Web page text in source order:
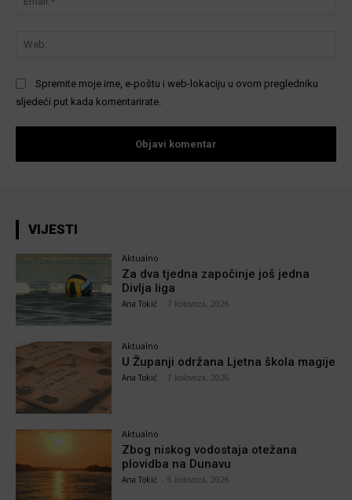
Spremite moje ime, e-poštu i web-lokaciju u ovom pregledniku
sljedeći put kada komentarirate.
VIJESTI
Aktualno
Za dva tjedna započinje još jedna
Divlja liga
Ana Tokić 7 kolovoza, 2026
Aktualno
U Županji održana Ljetna škola magije
Ana Tokić 7 kolovoza, 2026
Aktualno
Zbog niskog vodostaja otežana
plovidba na Dunavu
Ana Tokić 6 kolovoza, 2026